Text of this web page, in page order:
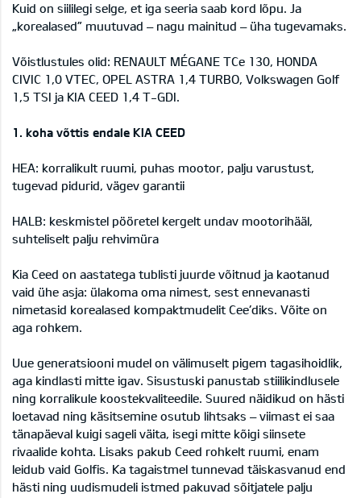
Kuid on siililegi selge, et iga seeria saab kord lõpu. Ja
„korealased” muutuvad – nagu mainitud – üha tugevamaks.
Võistlustules olid: RENAULT MÉGANE TCe 130, HONDA
CIVIC 1,0 VTEC, OPEL ASTRA 1,4 TURBO, Volkswagen Golf
1,5 TSI ja KIA CEED 1,4 T-GDI.
1. koha võttis endale KIA CEED
HEA: korralikult ruumi, puhas mootor, palju varustust,
tugevad pidurid, vägev garantii
HALB: keskmistel pööretel kergelt undav mootorihääl,
suhteliselt palju rehvimüra
Kia Ceed on aastatega tublisti juurde võitnud ja kaotanud
vaid ühe asja: ülakoma oma nimest, sest ennevanasti
nimetasid korealased kompaktmudelit Cee’diks. Võite on
aga rohkem.
Uue generatsiooni mudel on välimuselt pigem tagasihoidlik,
aga kindlasti mitte igav. Sisustuski panustab stiilikindlusele
ning korralikule koostekvaliteedile. Suured näidikud on hästi
loetavad ning käsitsemine osutub lihtsaks – viimast ei saa
tänapäeval kuigi sageli väita, isegi mitte kõigi siinsete
rivaalide kohta. Lisaks pakub Ceed rohkelt ruumi, enam
leidub vaid Golfis. Ka tagaistmel tunnevad täiskasvanud end
hästi ning uudismudeli istmed pakuvad sõitjatele palju